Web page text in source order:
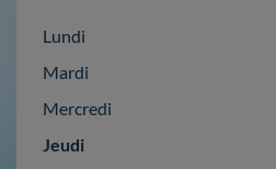
Lundi
Mardi
Mercredi
Jeudi